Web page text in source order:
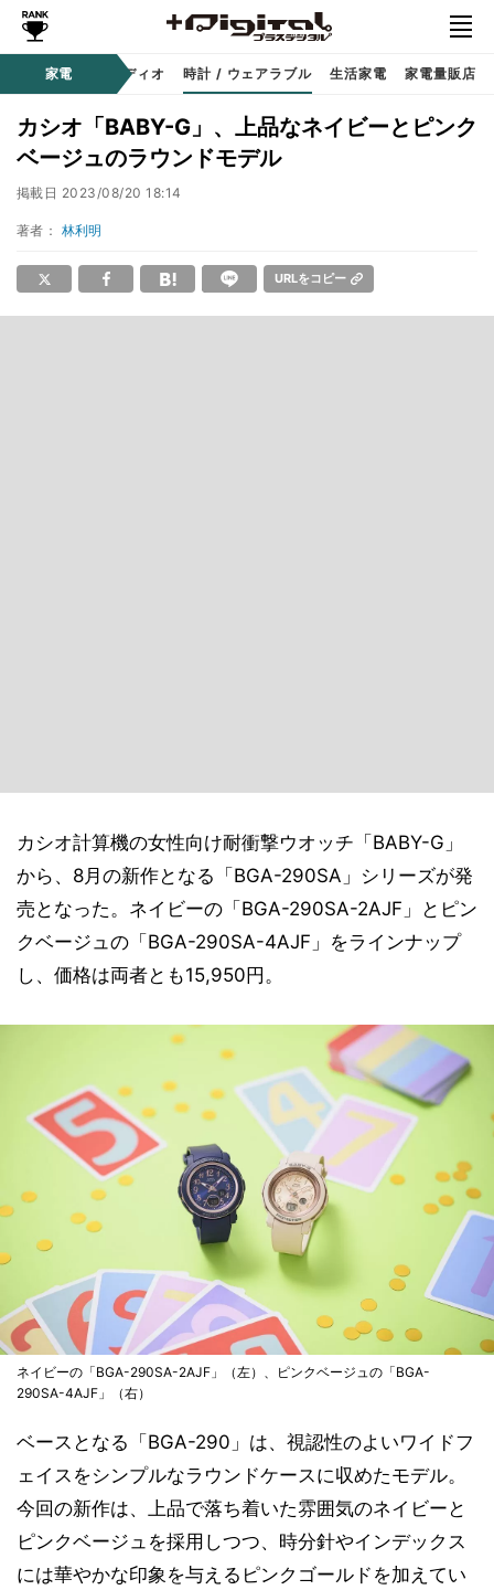
家電
サウンド / オーディオ 時計 / ウェアラブル 生活家電 家電量販店
カシオ「BABY-G」、上品なネイビーとピンク
ベージュのラウンドモデル
掲載日 2023/08/20 18:14
著者： 林利明
URLをコピー
カシオ計算機の女性向け耐衝撃ウオッチ「BABY-G」
から、8月の新作となる「BGA-290SA」シリーズが発
売となった。ネイビーの「BGA-290SA-2AJF」とピン
クベージュの「BGA-290SA-4AJF」をラインナップ
し、価格は両者とも15,950円。
ネイビーの「BGA-290SA-2AJF」（左）、ピンクベージュの「BGA-
290SA-4AJF」（右）
ベースとなる「BGA-290」は、視認性のよいワイドフ
ェイスをシンプルなラウンドケースに収めたモデル。
今回の新作は、上品で落ち着いた雰囲気のネイビーと
ピンクベージュを採用しつつ、時分針やインデックス
には華やかな印象を与えるピンクゴールドを加えてい